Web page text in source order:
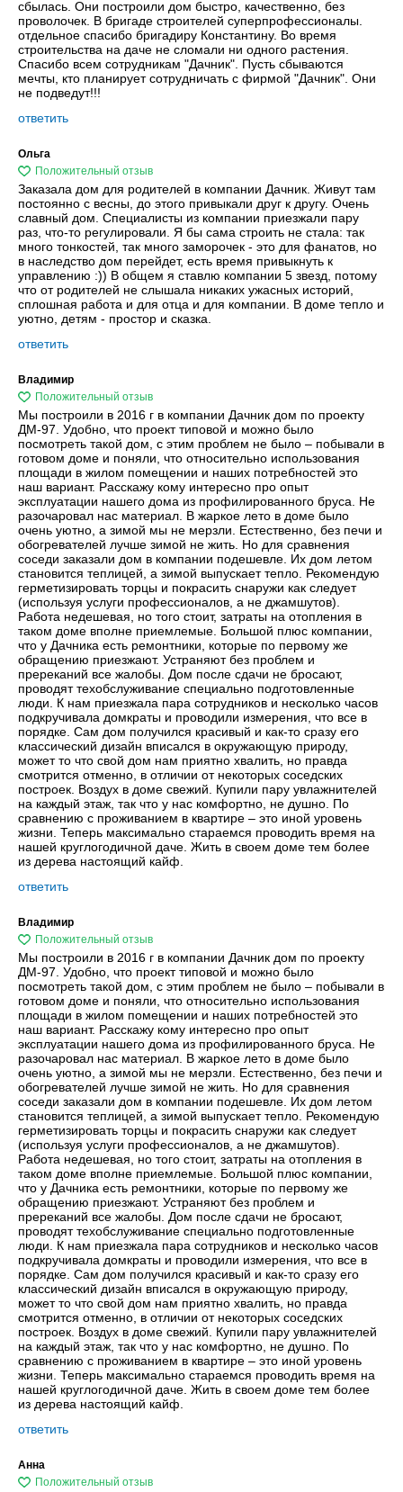
сбылась. Они построили дом быстро, качественно, без
проволочек. В бригаде строителей суперпрофессионалы.
отдельное спасибо бригадиру Константину. Во время
строительства на даче не сломали ни одного растения.
Спасибо всем сотрудникам "Дачник". Пусть сбываются
мечты, кто планирует сотрудничать с фирмой "Дачник". Они
не подведут!!!
ответить
Ольга
Заказала дом для родителей в компании Дачник. Живут там
постоянно с весны, до этого привыкали друг к другу. Очень
славный дом. Специалисты из компании приезжали пару
раз, что-то регулировали. Я бы сама строить не стала: так
много тонкостей, так много заморочек - это для фанатов, но
в наследство дом перейдет, есть время привыкнуть к
управлению :)) В общем я ставлю компании 5 звезд, потому
что от родителей не слышала никаких ужасных историй,
сплошная работа и для отца и для компании. В доме тепло и
уютно, детям - простор и сказка.
ответить
Владимир
Мы построили в 2016 г в компании Дачник дом по проекту
ДМ-97. Удобно, что проект типовой и можно было
посмотреть такой дом, с этим проблем не было – побывали в
готовом доме и поняли, что относительно использования
площади в жилом помещении и наших потребностей это
наш вариант. Расскажу кому интересно про опыт
эксплуатации нашего дома из профилированного бруса. Не
разочаровал нас материал. В жаркое лето в доме было
очень уютно, а зимой мы не мерзли. Естественно, без печи и
обогревателей лучше зимой не жить. Но для сравнения
соседи заказали дом в компании подешевле. Их дом летом
становится теплицей, а зимой выпускает тепло. Рекомендую
герметизировать торцы и покрасить снаружи как следует
(используя услуги профессионалов, а не джамшутов).
Работа недешевая, но того стоит, затраты на отопления в
таком доме вполне приемлемые. Большой плюс компании,
что у Дачника есть ремонтники, которые по первому же
обращению приезжают. Устраняют без проблем и
пререканий все жалобы. Дом после сдачи не бросают,
проводят техобслуживание специально подготовленные
люди. К нам приезжала пара сотрудников и несколько часов
подкручивала домкраты и проводили измерения, что все в
порядке. Сам дом получился красивый и как-то сразу его
классический дизайн вписался в окружающую природу,
может то что свой дом нам приятно хвалить, но правда
смотрится отменно, в отличии от некоторых соседских
построек. Воздух в доме свежий. Купили пару увлажнителей
на каждый этаж, так что у нас комфортно, не душно. По
сравнению с проживанием в квартире – это иной уровень
жизни. Теперь максимально стараемся проводить время на
нашей круглогодичной даче. Жить в своем доме тем более
из дерева настоящий кайф.
ответить
Владимир
Мы построили в 2016 г в компании Дачник дом по проекту
ДМ-97. Удобно, что проект типовой и можно было
посмотреть такой дом, с этим проблем не было – побывали в
готовом доме и поняли, что относительно использования
площади в жилом помещении и наших потребностей это
наш вариант. Расскажу кому интересно про опыт
эксплуатации нашего дома из профилированного бруса. Не
разочаровал нас материал. В жаркое лето в доме было
очень уютно, а зимой мы не мерзли. Естественно, без печи и
обогревателей лучше зимой не жить. Но для сравнения
соседи заказали дом в компании подешевле. Их дом летом
становится теплицей, а зимой выпускает тепло. Рекомендую
герметизировать торцы и покрасить снаружи как следует
(используя услуги профессионалов, а не джамшутов).
Работа недешевая, но того стоит, затраты на отопления в
таком доме вполне приемлемые. Большой плюс компании,
что у Дачника есть ремонтники, которые по первому же
обращению приезжают. Устраняют без проблем и
пререканий все жалобы. Дом после сдачи не бросают,
проводят техобслуживание специально подготовленные
люди. К нам приезжала пара сотрудников и несколько часов
подкручивала домкраты и проводили измерения, что все в
порядке. Сам дом получился красивый и как-то сразу его
классический дизайн вписался в окружающую природу,
может то что свой дом нам приятно хвалить, но правда
смотрится отменно, в отличии от некоторых соседских
построек. Воздух в доме свежий. Купили пару увлажнителей
на каждый этаж, так что у нас комфортно, не душно. По
сравнению с проживанием в квартире – это иной уровень
жизни. Теперь максимально стараемся проводить время на
нашей круглогодичной даче. Жить в своем доме тем более
из дерева настоящий кайф.
ответить
Анна